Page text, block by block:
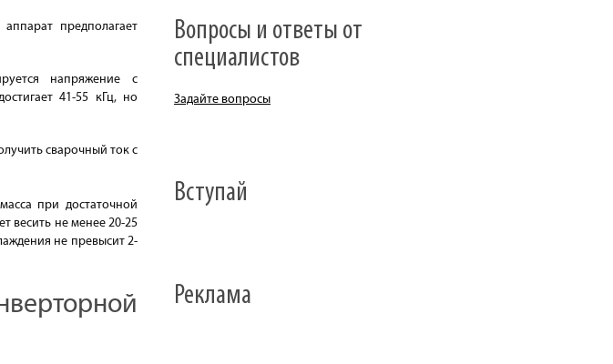
предполагает
напряжение с
41-55 кГц, но
сварочный ток с
при достаточной
весить не менее 20-25
не превысит 2-
Вопросы и ответы от
специалистов
Задайте вопросы
Вступай
Реклама